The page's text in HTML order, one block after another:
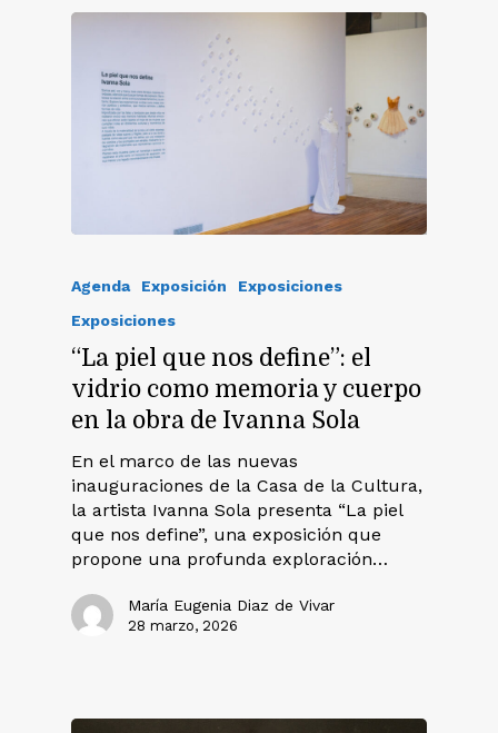
Agenda Exposición
Exposiciones
Exposiciones
“La piel que nos define”: el
vidrio como memoria y cuerpo
en la obra de Ivanna Sola
En el marco de las nuevas
inauguraciones de la Casa de la Cultura,
la artista Ivanna Sola presenta “La piel
que nos define”, una exposición que
propone una profunda exploración…
María Eugenia Diaz de Vivar
28 marzo, 2026